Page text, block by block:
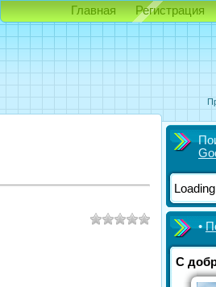
Главная Регистрация
Loading
•
С